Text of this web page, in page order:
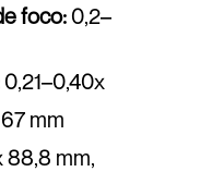
foco:0,2–
0,21–0,40x
67 mm
88,8 mm,